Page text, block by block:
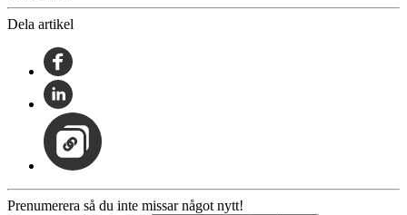
Dela artikel
Prenumerera så du inte missar något nytt!